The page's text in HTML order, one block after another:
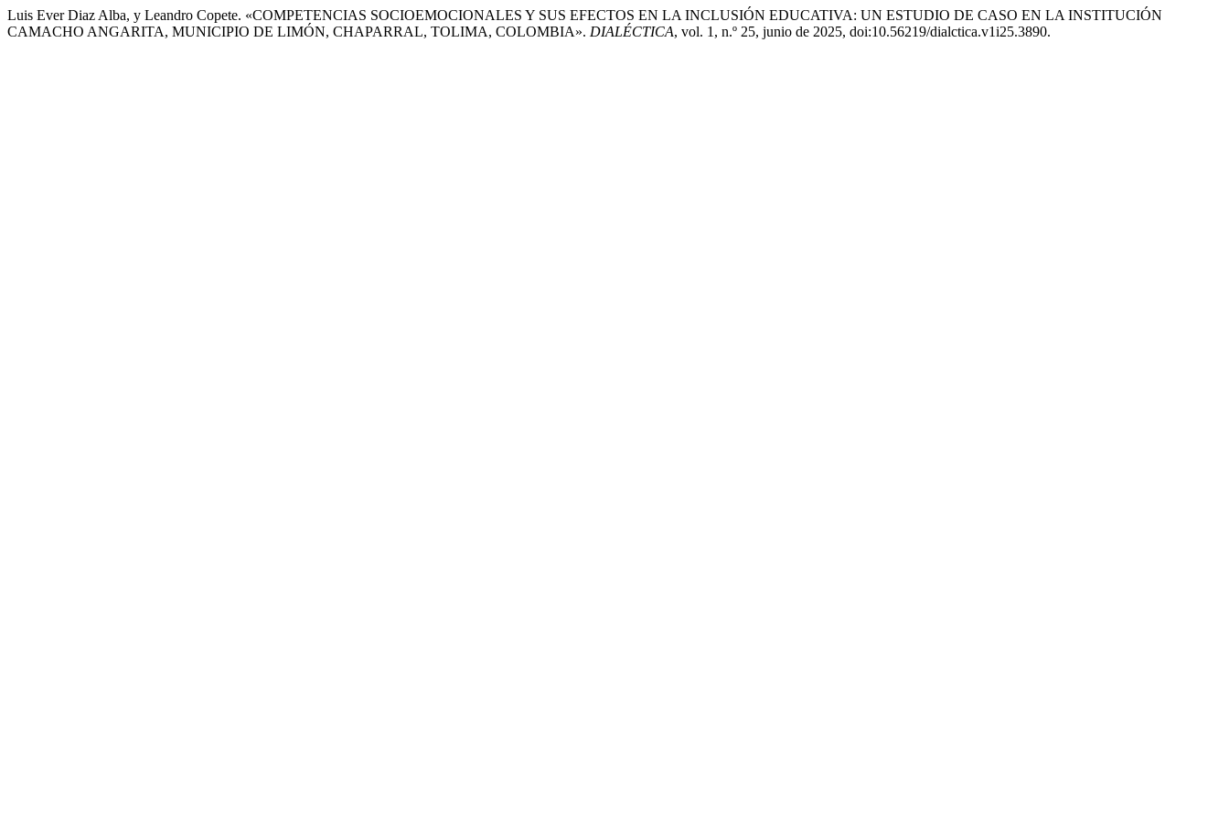
Luis Ever Diaz Alba, y Leandro Copete. «COMPETENCIAS SOCIOEMOCIONALES Y SUS EFECTOS EN LA INCLUSIÓN EDUCATIVA: UN ESTUDIO DE CASO EN LA INSTITUCIÓN
CAMACHO ANGARITA, MUNICIPIO DE LIMÓN, CHAPARRAL, TOLIMA, COLOMBIA». DIALÉCTICA, vol. 1, n.º 25, junio de 2025, doi:10.56219/dialctica.v1i25.3890.